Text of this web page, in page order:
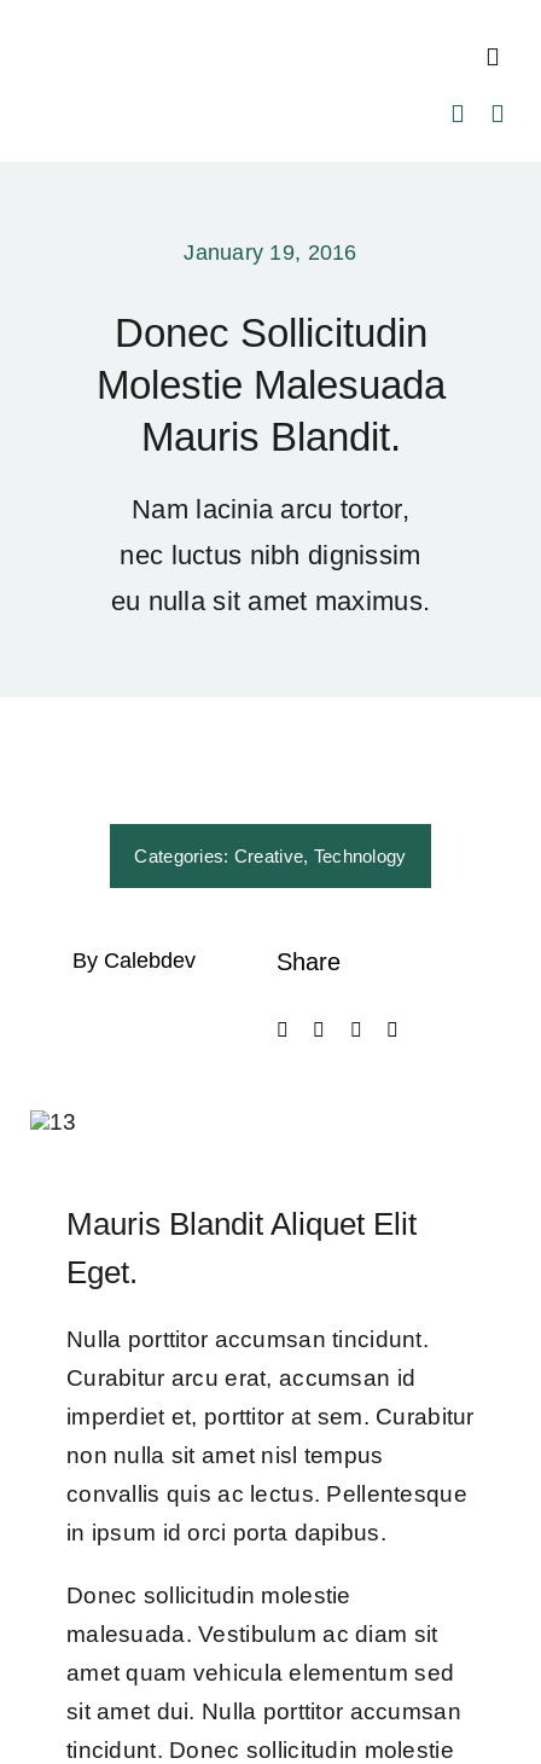
Ministries
January 19, 2016
Donec Sollicitudin
Molestie Malesuada
Mauris Blandit.
Nam lacinia arcu tortor,
nec luctus nibh dignissim
eu nulla sit amet maximus.
Categories: Creative, Technology
By Calebdev Share
Mauris Blandit Aliquet Elit
Eget.
Nulla porttitor accumsan tincidunt.
Curabitur arcu erat, accumsan id
imperdiet et, porttitor at sem. Curabitur
non nulla sit amet nisl tempus
convallis quis ac lectus. Pellentesque
in ipsum id orci porta dapibus.
Donec sollicitudin molestie
malesuada. Vestibulum ac diam sit
amet quam vehicula elementum sed
sit amet dui. Nulla porttitor accumsan
tincidunt. Donec sollicitudin molestie